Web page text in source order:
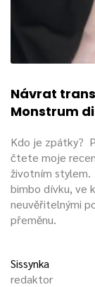
Návrat
Monstrum
Kdo je zpátky?
čtete moje
životním stylem.
bimbo dívku, ve
neuvěřitelnými
přeměnu.
Sissynka
redaktor